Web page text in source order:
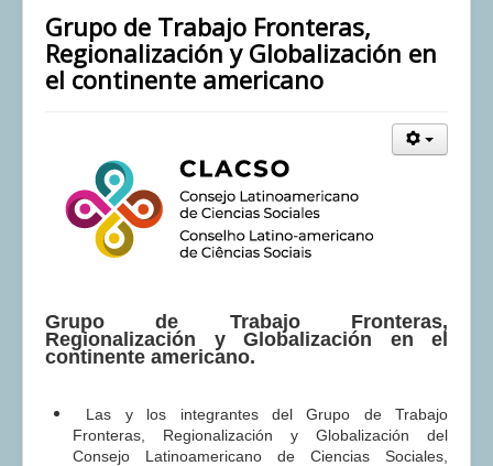
Grupo de Trabajo Fronteras,
Regionalización y Globalización en
el continente americano
Grupo de Trabajo Fronteras,
Regionalización y Globalización en el
continente americano.
Las y los integrantes del Grupo de Trabajo
Fronteras, Regionalización y Globalización del
Consejo Latinoamericano de Ciencias Sociales,